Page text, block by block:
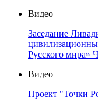
Видео
Заседание
Русского мира»
Видео
Проект "Точки